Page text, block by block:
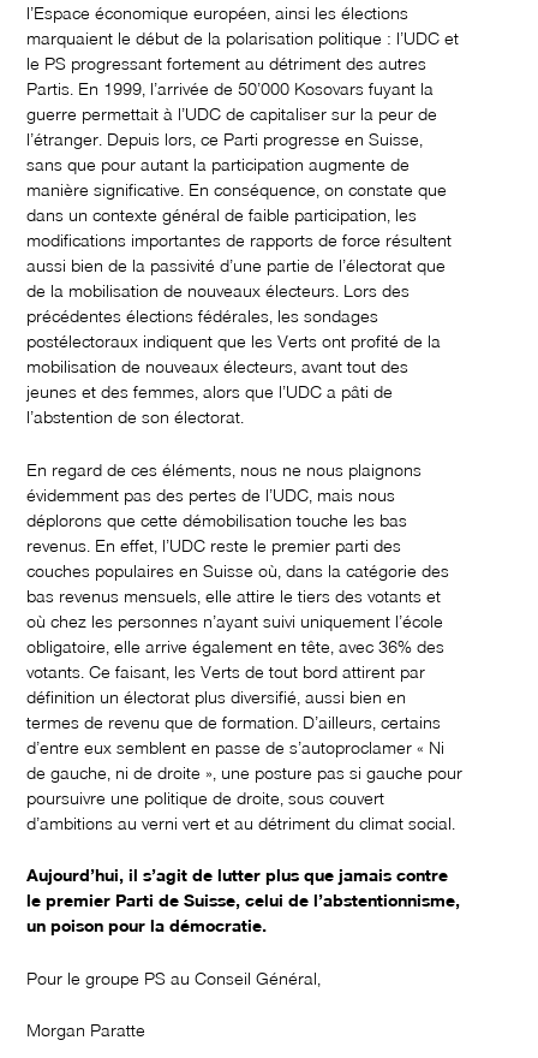
l’Espace économique européen, ainsi les élections
marquaient le début de la polarisation politique : l’UDC et
le PS progressant fortement au détriment des autres
Partis. En 1999, l’arrivée de 50’000 Kosovars fuyant la
guerre permettait à l’UDC de capitaliser sur la peur de
l’étranger. Depuis lors, ce Parti progresse en Suisse,
sans que pour autant la participation augmente de
manière significative. En conséquence, on constate que
dans un contexte général de faible participation, les
modifications importantes de rapports de force résultent
aussi bien de la passivité d’une partie de l’électorat que
de la mobilisation de nouveaux électeurs. Lors des
précédentes élections fédérales, les sondages
postélectoraux indiquent que les Verts ont profité de la
mobilisation de nouveaux électeurs, avant tout des
jeunes et des femmes, alors que l’UDC a pâti de
l’abstention de son électorat.
En regard de ces éléments, nous ne nous plaignons
évidemment pas des pertes de l’UDC, mais nous
déplorons que cette démobilisation touche les bas
revenus. En effet, l’UDC reste le premier parti des
couches populaires en Suisse où, dans la catégorie des
bas revenus mensuels, elle attire le tiers des votants et
où chez les personnes n’ayant suivi uniquement l’école
obligatoire, elle arrive également en tête, avec 36% des
votants. Ce faisant, les Verts de tout bord attirent par
définition un électorat plus diversifié, aussi bien en
termes de revenu que de formation. D’ailleurs, certains
d’entre eux semblent en passe de s’autoproclamer « Ni
de gauche, ni de droite », une posture pas si gauche pour
poursuivre une politique de droite, sous couvert
d’ambitions au verni vert et au détriment du climat social.
Aujourd’hui, il s’agit de lutter plus que jamais contre
le premier Parti de Suisse, celui de l’abstentionnisme,
un poison pour la démocratie.
Pour le groupe PS au Conseil Général,
Morgan Paratte